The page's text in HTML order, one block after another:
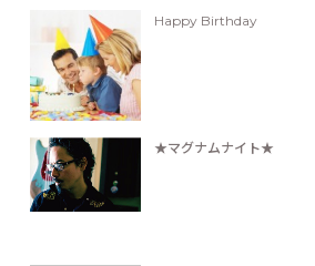
Happy Birthday
★マグナムナイト★